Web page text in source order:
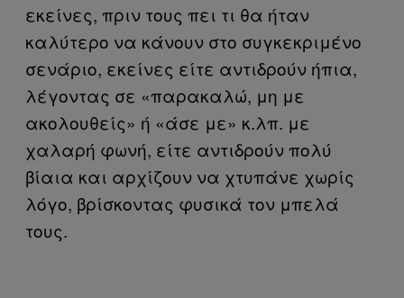
εκείνες, πριν τους πει τι θα ήταν
καλύτερο να κάνουν στο συγκεκριμένο
σενάριο, εκείνες είτε αντιδρούν ήπια,
λέγοντας σε «παρακαλώ, μη με
ακολουθείς» ή «άσε με» κ.λπ. με
χαλαρή φωνή, είτε αντιδρούν πολύ
βίαια και αρχίζουν να χτυπάνε χωρίς
λόγο, βρίσκοντας φυσικά τον μπελά
τους.